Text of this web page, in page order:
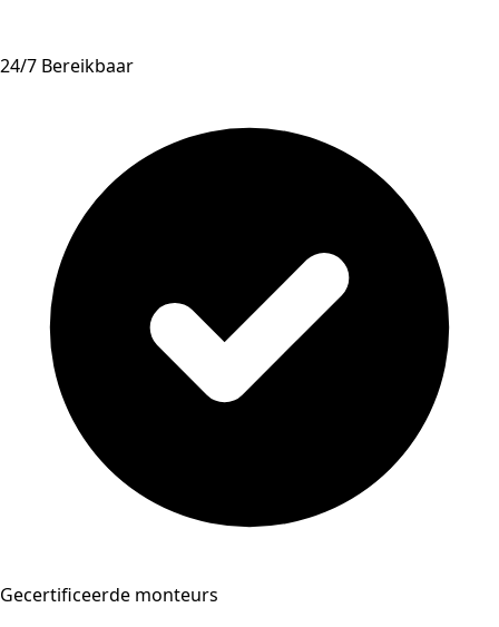
24/7 Bereikbaar
Gecertificeerde monteurs